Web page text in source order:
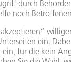
relevante